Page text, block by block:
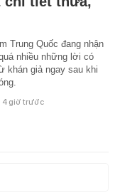
Trung Quốc đang nhận
nhiều những lời có
khán giả ngay sau khi
4 giờ trước